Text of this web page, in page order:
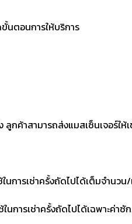
นตอนการให้บริการ
ค้าสามารถส่งแมสเซ็นเจอร์ให้เ
การเช่าครั้งถัดไปได้เต็มจำนวน
การเช่าครั้งถัดไปได้เฉพาะค่า